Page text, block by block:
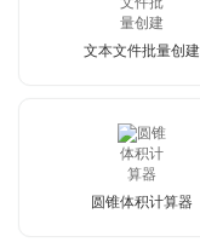
文本文件批量创建
圆锥体积计算器